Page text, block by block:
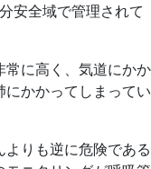
安全域で管理されて
常に高く、気道にかか
にかかってしまってい
りも逆に危険である